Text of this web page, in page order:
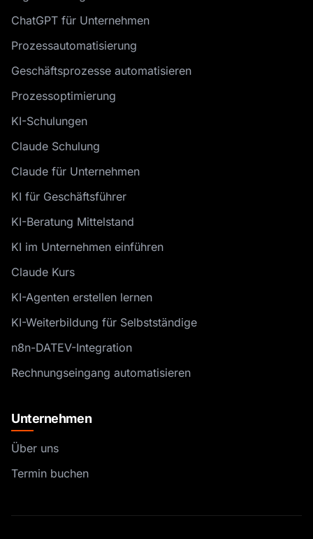
ChatGPT für Unternehmen
Prozessautomatisierung
Geschäftsprozesse automatisieren
Prozessoptimierung
KI-Schulungen
Claude Schulung
Claude für Unternehmen
KI für Geschäftsführer
KI-Beratung Mittelstand
KI im Unternehmen einführen
Claude Kurs
KI-Agenten erstellen lernen
KI-Weiterbildung für Selbstständige
n8n-DATEV-Integration
Rechnungseingang automatisieren
Unternehmen
Über uns
Termin buchen